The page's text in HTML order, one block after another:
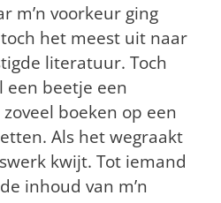
m’n voorkeur ging
het meest uit naar
literatuur. Toch
een beetje een
boeken op een
Als het wegraakt
kwijt. Tot iemand
inhoud van m’n